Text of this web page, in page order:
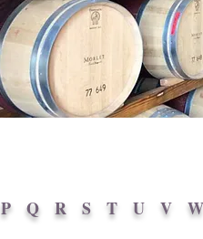
P Q R S T U V W